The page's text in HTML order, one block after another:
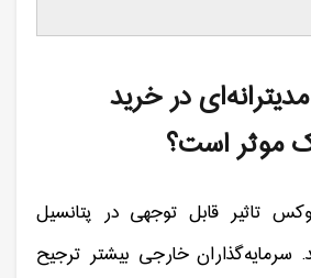
در خرید
موثر است؟
تاثیر قابل توجهی در پتانسیل
سرمایه‌گذاران خارجی بیشتر ترجیح